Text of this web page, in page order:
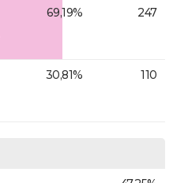
69,19% 247
30,81% 110